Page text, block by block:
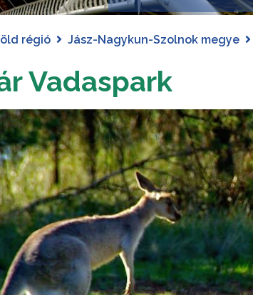
régió Jász-Nagykun-Szolnok megye
Vadaspark